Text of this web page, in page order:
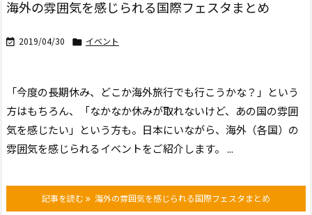
海外の雰囲気を感じられる国際フェスタまとめ
 2019/04/30  イベント
「今度の長期休み、どこか海外旅行でも行こうかな？」という
方はもちろん、
「なかなか休みが取れないけど、あの国の雰囲
気を感じたい」という方も。 日本にいながら、海外（各国）の
雰囲気を感じられるイベントをご紹介します。 ...
記事を読む 海外の雰囲気を感じられる国際フェスタまとめ